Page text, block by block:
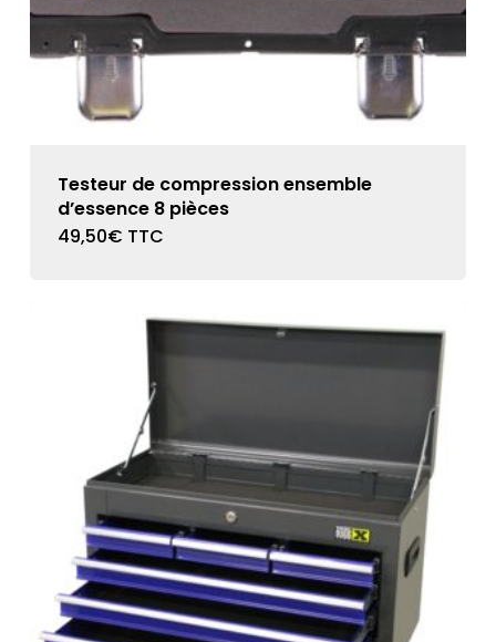
Testeur de compression ensemble
d’essence 8 pièces
49,50€ TTC